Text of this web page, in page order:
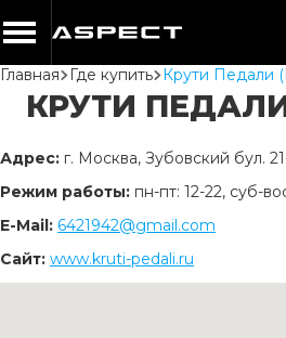
Главная Где купить Крути Педали
КРУТИ
Адрес: г. Москва, Зубовский бул.
Режим работы: пн-пт: 12-22, суб-
Е-Mail: 6421942@gmail.com
Сайт: www.kruti-pedali.ru